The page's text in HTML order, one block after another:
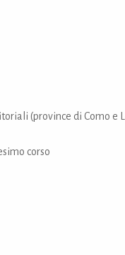
(province di Como e
corso